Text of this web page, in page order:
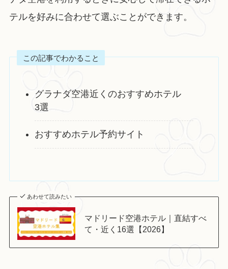
テルを好みに合わせて選ぶことができます。
この記事でわかること
グラナダ空港近くのおすすめホテル
3選
おすすめホテル予約サイト
あわせて読みたい
マドリード空港ホテル｜直結すべ
て・近く16選【2026】